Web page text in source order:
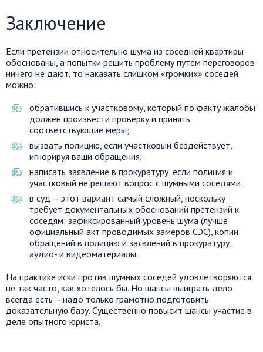
Заключение
Если претензии относительно шума из соседней квартиры
обоснованы, а попытки решить проблему путем переговоров
ничего не дают, то наказать слишком «громких» соседей
можно:
обратившись к участковому, который по факту жалобы
должен произвести проверку и принять
соответствующие меры;
вызвать полицию, если участковый бездействует,
игнорируя ваши обращения;
написать заявление в прокуратуру, если полиция и
участковый не решают вопрос с шумными соседями;
в суд – этот вариант самый сложный, поскольку
требует документальных обоснований претензий к
соседям: зафиксированный уровень шума (лучше
официальный акт проводимых замеров СЭС), копии
обращений в полицию и заявлений в прокуратуру,
аудио- и видеоматериалы.
На практике иски против шумных соседей удовлетворяются
не так часто, как хотелось бы. Но шансы выиграть дело
всегда есть – надо только грамотно подготовить
доказательную базу. Существенно повысит шансы участие в
деле опытного юриста.